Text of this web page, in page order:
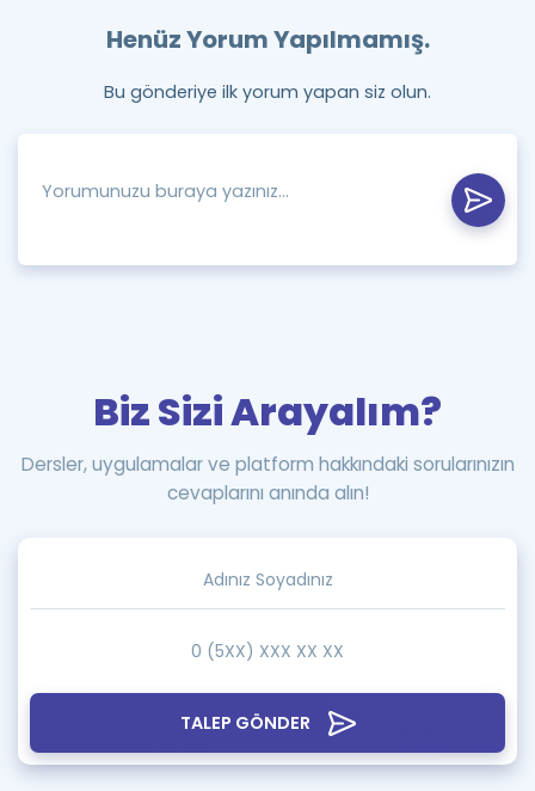
Henüz Yorum Yapılmamış.
Bu gönderiye ilk yorum yapan siz olun.
TALEP GÖNDER
Biz Sizi Arayalım?
Dersler, uygulamalar ve platform hakkındaki sorularınızın
cevaplarını anında alın!